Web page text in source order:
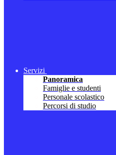
Servizi
Panoramica
Famiglie e studenti
Personale scolastico
Percorsi di studio